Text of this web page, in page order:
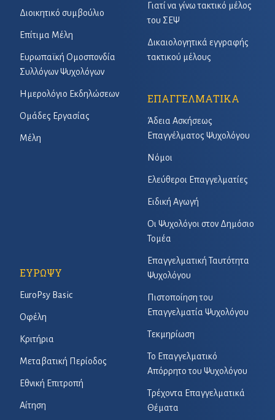
Διοικητικό συμβούλιο
Επίτιμα Μέλη
Ευρωπαϊκή Ομοσπονδία
Συλλόγων Ψυχολόγων
Ημερολόγιο Εκδηλώσεων
Ομάδες Εργασίας
Μέλη
Γιατί να γίνω τακτικό μέλος
του ΣΕΨ
Δικαιολογητικά εγγραφής
τακτικού μέλους
ΕΠΑΓΓΕΛΜΑΤΙΚΑ
Άδεια Ασκήσεως
Επαγγέλματος Ψυχολόγου
Νόμοι
Ελεύθεροι Επαγγελματίες
Ειδική Αγωγή
Οι Ψυχολόγοι στον Δημόσιο
Τομέα
Επαγγελματική Ταυτότητα
Ψυχολόγου
Πιστοποίηση του
Επαγγελματία Ψυχολόγου
Τεκμηρίωση
Το Επαγγελματικό
Απόρρητο του Ψυχολόγου
Τρέχοντα Επαγγελματικά
Θέματα
ΕΥΡΩΨΥ
EuroPsy Basic
Οφέλη
Κριτήρια
Μεταβατική Περίοδος
Εθνική Επιτροπή
Αίτηση